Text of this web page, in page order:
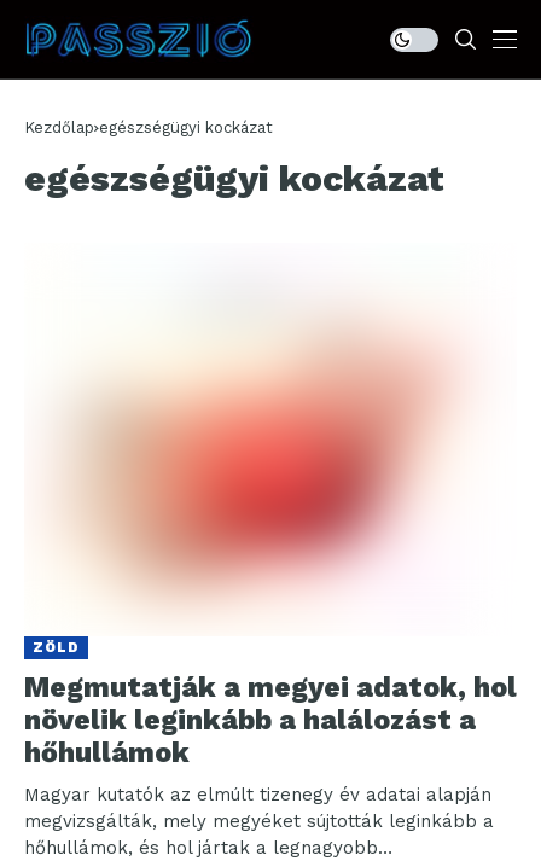
Kezdőlap egészségügyi kockázat
egészségügyi kockázat
ZÖLD
Megmutatják a megyei adatok, hol
növelik leginkább a halálozást a
hőhullámok
Magyar kutatók az elmúlt tizenegy év adatai alapján
megvizsgálták, mely megyéket sújtották leginkább a
hőhullámok, és hol jártak a legnagyobb